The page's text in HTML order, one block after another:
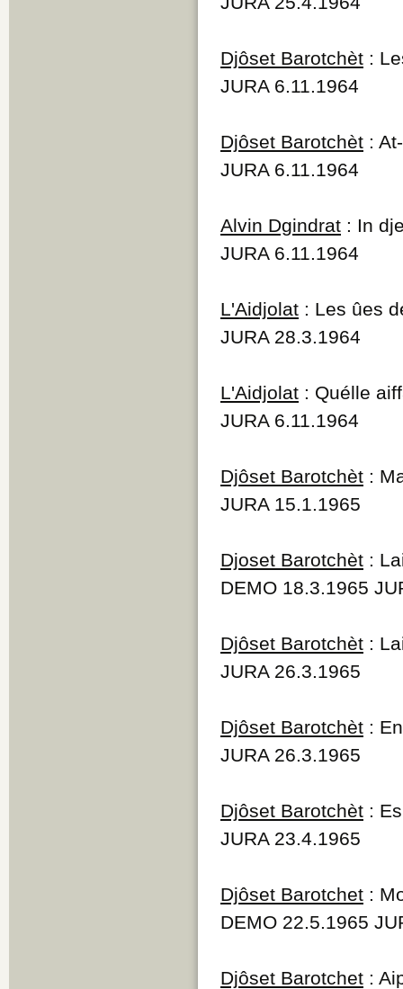
Djôset Barotchèt :
JURA 6.11.1964
Djôset Barotchèt :
JURA 6.11.1964
Alvin Dgindrat : In
JURA 6.11.1964
L'Aidjolat : Les ûes
JURA 28.3.1964
L'Aidjolat : Quélle
JURA 6.11.1964
Djôset Barotchèt :
JURA 15.1.1965
Djoset Barotchèt :
DEMO 18.3.1965
Djôset Barotchèt :
JURA 26.3.1965
Djôset Barotchèt :
JURA 26.3.1965
Djôset Barotchèt :
JURA 23.4.1965
Djôset Barotchet :
DEMO 22.5.1965
Djôset Barotchet :